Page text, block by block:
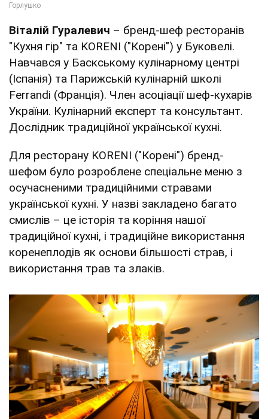
Віталій Гуралевич – бренд-шеф ресторанів
"Кухня гір" та KORENI ("Корені") у Буковелі.
Навчався у Баскському кулінарному центрі
(Іспанія) та Парижській кулінарній школі
Ferrandi (Франція). Член асоціації шеф-кухарів
України. Кулінарний експерт та консультант.
Дослідник традиційної української кухні.
Для ресторану KORENI ("Корені") бренд-
шефом було розроблене спеціальне меню з
осучасненими традиційними стравами
української кухні. У назві закладено багато
смислів – це історія та коріння нашої
традиційної кухні, і традиційне використання
коренеплодів як основи більшості страв, і
використання трав та злаків.